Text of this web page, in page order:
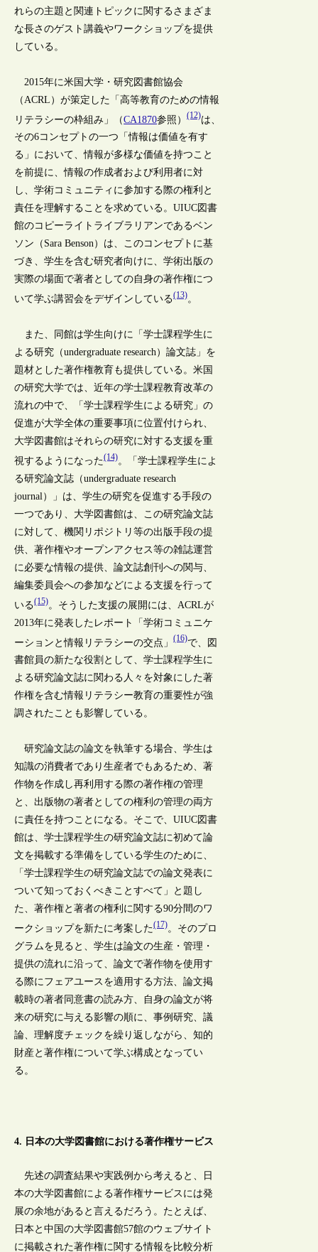
れらの主題と関連トピックに関するさまざま
な長さのゲスト講義やワークショップを提供
している。
2015年に米国大学・研究図書館協会
（ACRL）が策定した「高等教育のための情報
リテラシーの枠組み」（CA1870参照）(12)は、
その6コンセプトの一つ「情報は価値を有す
る」において、情報が多様な価値を持つこと
を前提に、情報の作成者および利用者に対
し、学術コミュニティに参加する際の権利と
責任を理解することを求めている。UIUC図書
館のコピーライトライブラリアンであるベン
ソン（Sara Benson）は、このコンセプトに基
づき、学生を含む研究者向けに、学術出版の
実際の場面で著者としての自身の著作権につ
いて学ぶ講習会をデザインしている(13)。
また、同館は学生向けに「学士課程学生に
よる研究（undergraduate research）論文誌」を
題材とした著作権教育も提供している。米国
の研究大学では、近年の学士課程教育改革の
流れの中で、「学士課程学生による研究」の
促進が大学全体の重要事項に位置付けられ、
大学図書館はそれらの研究に対する支援を重
視するようになった(14)。「学士課程学生によ
る研究論文誌（undergraduate research
journal）」は、学生の研究を促進する手段の
一つであり、大学図書館は、この研究論文誌
に対して、機関リポジトリ等の出版手段の提
供、著作権やオープンアクセス等の雑誌運営
に必要な情報の提供、論文誌創刊への関与、
編集委員会への参加などによる支援を行って
いる(15)。そうした支援の展開には、ACRLが
2013年に発表したレポート「学術コミュニケ
ーションと情報リテラシーの交点」(16)で、図
書館員の新たな役割として、学士課程学生に
よる研究論文誌に関わる人々を対象にした著
作権を含む情報リテラシー教育の重要性が強
調されたことも影響している。
研究論文誌の論文を執筆する場合、学生は
知識の消費者であり生産者でもあるため、著
作物を作成し再利用する際の著作権の管理
と、出版物の著者としての権利の管理の両方
に責任を持つことになる。そこで、UIUC図書
館は、学士課程学生の研究論文誌に初めて論
文を掲載する準備をしている学生のために、
「学士課程学生の研究論文誌での論文発表に
ついて知っておくべきことすべて」と題し
た、著作権と著者の権利に関する90分間のワ
ークショップを新たに考案した(17)。そのプロ
グラムを見ると、学生は論文の生産・管理・
提供の流れに沿って、論文で著作物を使用す
る際にフェアユースを適用する方法、論文掲
載時の著者同意書の読み方、自身の論文が将
来の研究に与える影響の順に、事例研究、議
論、理解度チェックを繰り返しながら、知的
財産と著作権について学ぶ構成となってい
る。
4. 日本の大学図書館における著作権サービス
先述の調査結果や実践例から考えると、日
本の大学図書館による著作権サービスには発
展の余地があると言えるだろう。たとえば、
日本と中国の大学図書館57館のウェブサイト
に掲載された著作権に関する情報を比較分析